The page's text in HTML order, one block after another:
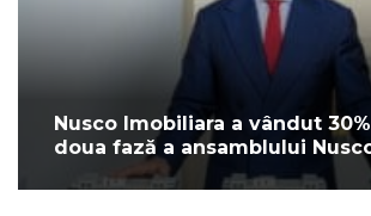
Nusco Imobiliara a vândut
doua fază a ansamblului